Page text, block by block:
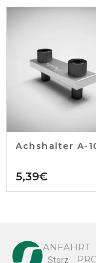
Achshalter A-
5,39€
ANFAHRT
Storz